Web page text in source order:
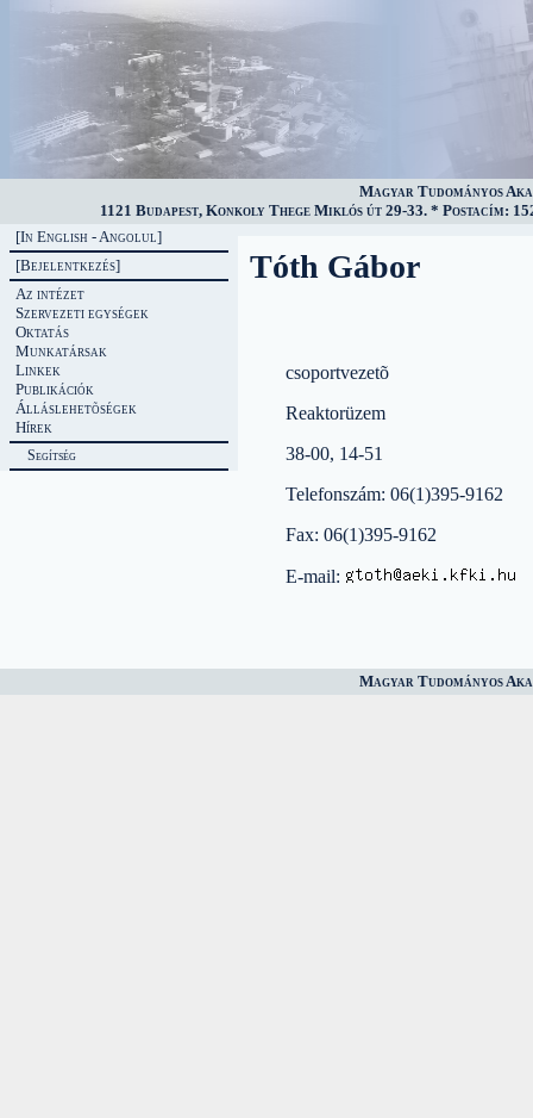
Magyar Tudományos
1121 Budapest, Konkoly Thege Miklós út 29-33. * Postacím:
[In English - Angolul]
[Bejelentkezés]
Az intézet
Szervezeti egységek
Oktatás
Munkatársak
Linkek
Publikációk
Álláslehetõségek
Hírek
Segítség
Tóth Gábor
csoportvezetõ
Reaktorüzem
38-00, 14-51
Telefonszám: 06(1)395-9162
Fax: 06(1)395-9162
E-mail:
Magyar Tudományos